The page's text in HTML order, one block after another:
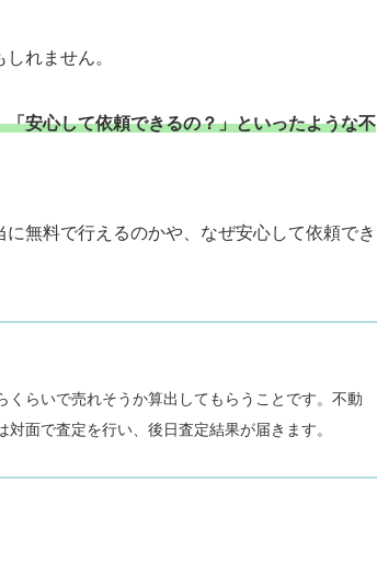
れません。
安心して依頼できるの？」といったような不
無料で行えるのかや、なぜ安心して依頼でき
らいで売れそうか算出してもらうことです。不動
面で査定を行い、後日査定結果が届きます。